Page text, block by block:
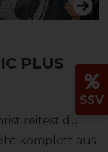
PLUS
reitest du
komplett aus
SSV